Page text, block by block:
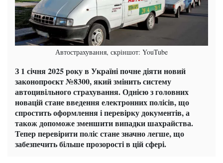
Автострахування, скріншот: YouTube
З 1 січня 2025 року в Україні почне діяти новий
законопроєкт №8300, який змінить систему
автоцивільного страхування. Однією з головних
новацій стане введення електронних полісів, що
спростить оформлення і перевірку документів, а
також допоможе зменшити випадки шахрайства.
Тепер перевірити поліс стане значно легше, що
забезпечить більше прозорості в цій сфері.